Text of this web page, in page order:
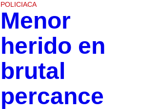
POLICIACA
Menor
herido en
brutal
percance